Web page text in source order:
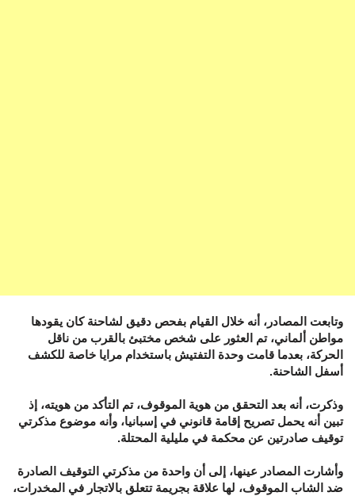
وتابعت المصادر، أنه خلال القيام بفحص دقيق لشاحنة كان يقودها
مواطن ألماني، تم العثور على شخص مختبئ بالقرب من ناقل
الحركة، بعدما قامت وحدة التفتيش باستخدام مرايا خاصة للكشف
أسفل الشاحنة.
وذكرت، أنه بعد التحقق من هوية الموقوف، تم التأكد من هويته، إذ
تبين أنه يحمل تصريح إقامة قانوني في إسبانيا، وأنه موضوع مذكرتي
توقيف صادرتين عن محكمة في مليلية المحتلة.
وأشارت المصادر عينها، إلى أن واحدة من مذكرتي التوقيف الصادرة
ضد الشاب الموقوف، لها علاقة بجريمة تتعلق بالاتجار في المخدرات،